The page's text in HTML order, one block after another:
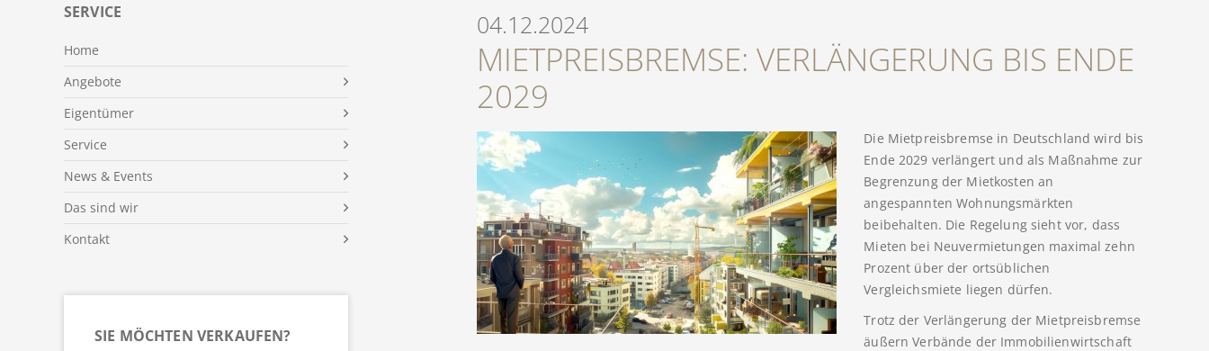
SERVICE
Home
Angebote
Eigentümer
Service
News & Events
Das sind wir
Kontakt
SIE MÖCHTEN VERKAUFEN?
04.12.2024
MIETPREISBREMSE: VERLÄNGERUNG BIS ENDE
2029
Die Mietpreisbremse in Deutschland wird bis
Ende 2029 verlängert und als Maßnahme zur
Begrenzung der Mietkosten an
angespannten Wohnungsmärkten
beibehalten. Die Regelung sieht vor, dass
Mieten bei Neuvermietungen maximal zehn
Prozent über der ortsüblichen
Vergleichsmiete liegen dürfen.
Trotz der Verlängerung der Mietpreisbremse
äußern Verbände der Immobilienwirtschaft